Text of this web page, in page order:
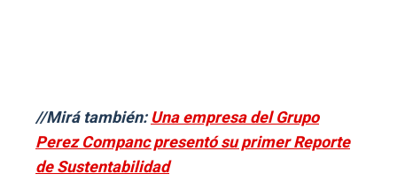
//Mirá también:Una empresa del Grupo
Perez Companc presentó su primer Reporte
de Sustentabilidad